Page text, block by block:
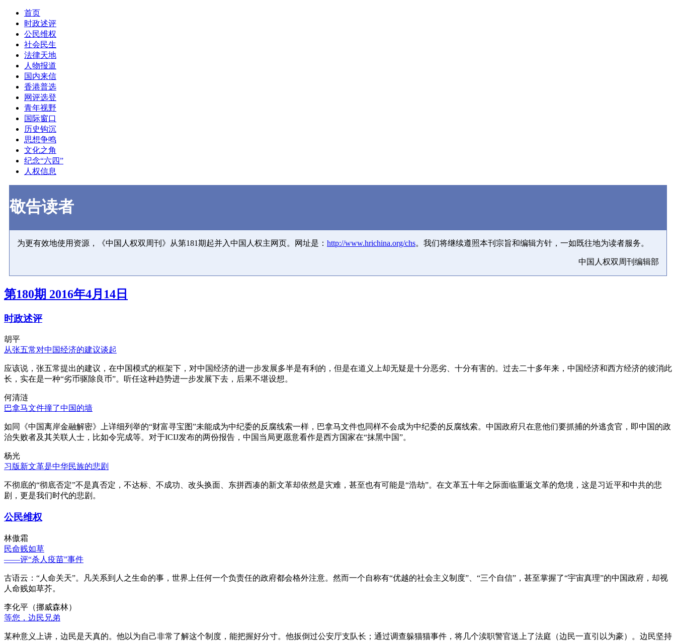
首页
时政述评
公民维权
社会民生
法律天地
人物报道
国内来信
香港普选
网评选登
青年视野
国际窗口
历史钩沉
思想争鸣
文化之角
纪念“六四”
人权信息
敬告读者
为更有效地使用资源，《中国人权双周刊》从第181期起并入中国人权主网页。网址是： http://www.hrichina.org/chs。我们将继续遵照本刊宗旨和编辑方针，一如既往地为读者服务。
中国人权双周刊编辑部
第180期 2016年4月14日
时政述评
胡平
从张五常对中国经济的建议谈起
应该说，张五常提出的建议，在中国模式的框架下，对中国经济的进一步发展多半是有利的，但是在道义上却无疑是十分恶劣、十分有害的。过去二十多年来，中国经济和西方经济的彼消此
长，实在是一种“劣币驱除良币”。听任这种趋势进一步发展下去，后果不堪设想。
何清涟
巴拿马文件撞了中国的墙
如同《中国离岸金融解密》上详细列举的“财富寻宝图”未能成为中纪委的反腐线索一样，巴拿马文件也同样不会成为中纪委的反腐线索。中国政府只在意他们要抓捕的外逃贪官，即中国的政
治失败者及其关联人士，比如令完成等。对于ICIJ发布的两份报告，中国当局更愿意看作是西方国家在“抹黑中国”。
杨光
习版新文革是中华民族的悲剧
不彻底的“彻底否定”不是真否定，不达标、不成功、改头换面、东拼西凑的新文革却依然是灾难，甚至也有可能是“浩劫”。在文革五十年之际面临重返文革的危境，这是习近平和中共的悲
剧，更是我们时代的悲剧。
公民维权
林傲霜
民命贱如草
——评“杀人疫苗”事件
古语云：“人命关天”。凡关系到人之生命的事，世界上任何一个负责任的政府都会格外注意。然而一个自称有“优越的社会主义制度”、“三个自信”，甚至掌握了“宇宙真理”的中国政府，却视
人命贱如草芥。
李化平（挪威森林）
等您，边民兄弟
某种意义上讲，边民是天真的。他以为自己非常了解这个制度，能把握好分寸。他扳倒过公安厅支队长；通过调查躲猫猫事件，将几个渎职警官送上了法庭（边民一直引以为豪）。边民坚持